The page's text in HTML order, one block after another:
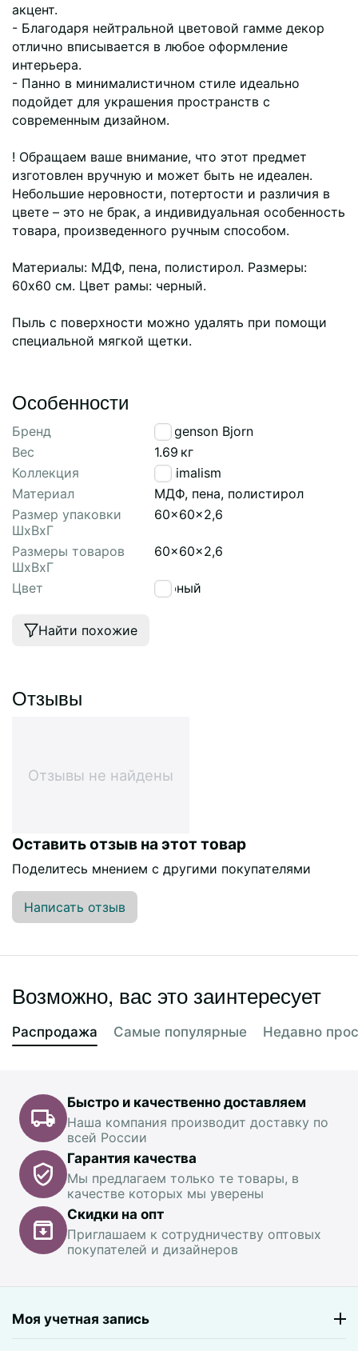
акцент.
- Благодаря нейтральной цветовой гамме декор
отлично вписывается в любое оформление
интерьера.
- Панно в минималистичном стиле идеально
подойдет для украшения пространств с
современным дизайном.
! Обращаем ваше внимание, что этот предмет
изготовлен вручную и может быть не идеален.
Небольшие неровности, потертости и различия в
цвете – это не брак, а индивидуальная особенность
товара, произведенного ручным способом.
Материалы: МДФ, пена, полистирол. Размеры:
60х60 см. Цвет рамы: черный.
Пыль с поверхности можно удалять при помощи
специальной мягкой щетки.
Особенности
Бренд
Bergenson Bjorn
Вес
1.69 кг
Коллекция
Minimalism
Материал
МДФ, пена, полистирол
Размер упаковки
ШхВхГ
60x60x2,6
Размеры товаров
ШхВхГ
60x60x2,6
Цвет черный
Найти похожие
Отзывы
Отзывы не найдены
Оставить отзыв на этот товар
Поделитесь мнением с другими покупателями
Написать отзыв
Возможно, вас это заинтересует
Распродажа Самые популярные Недавно
Быстро и качественно доставляем
Наша компания производит доставку по
всей России
Гарантия качества
Мы предлагаем только те товары, в
качестве которых мы уверены
Скидки на опт
Приглашаем к сотрудничеству оптовых
покупателей и дизайнеров
Моя учетная запись